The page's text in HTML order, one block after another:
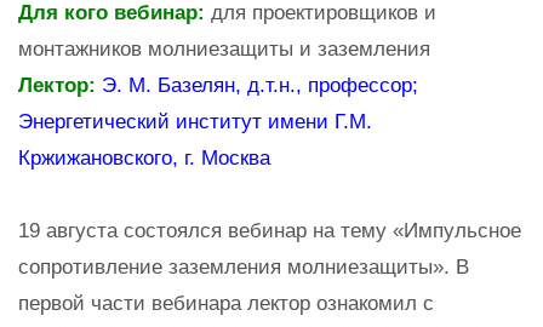
Для кого вебинар: для проектировщиков и
монтажников молниезащиты и заземления
Лектор: Э. М. Базелян, д.т.н., профессор;
Энергетический институт имени Г.М.
Кржижановского, г. Москва
19 августа состоялся вебинар на тему «Импульсное
сопротивление заземления молниезащиты». В
первой части вебинара лектор ознакомил с